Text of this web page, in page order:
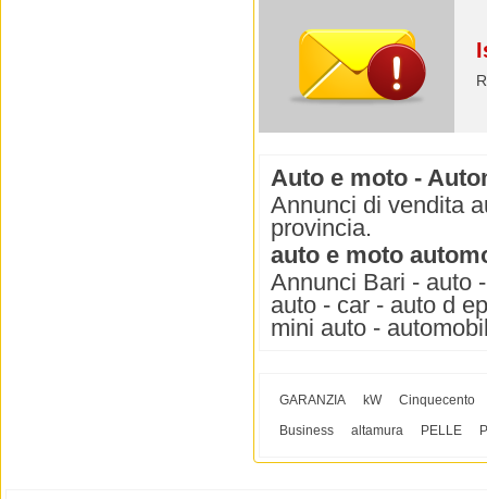
Auto e moto -
Annunci di vendita
provincia.
auto e moto
Annunci Bari - auto
auto - car - auto d
mini auto -
GARANZIA kW
Cinquecento
Business
altamura PELLE